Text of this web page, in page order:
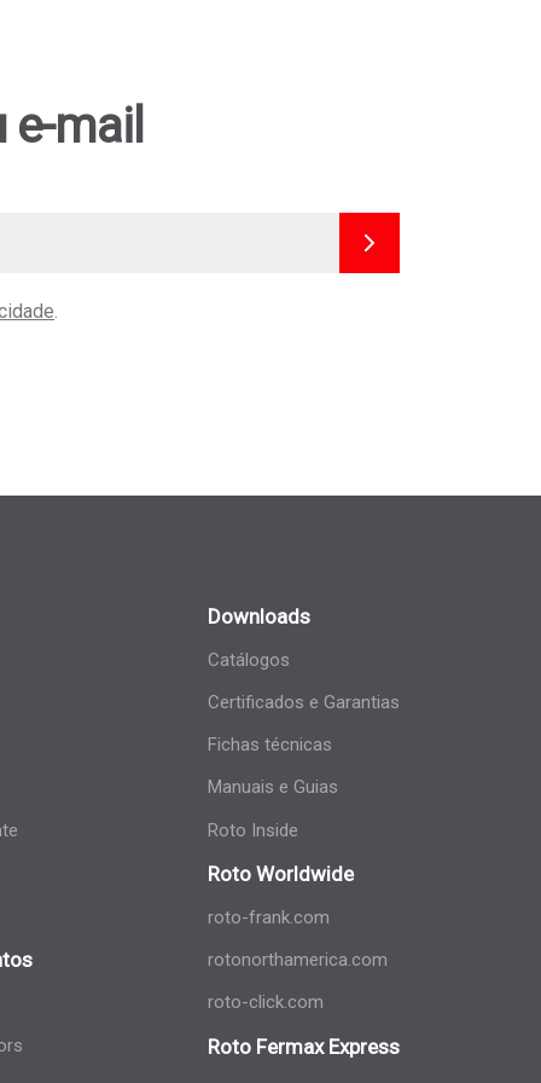
mail
.
Downloads
Catálogos
Certificados e Garantias
Fichas técnicas
Manuais e Guias
Roto Inside
Roto Worldwide
roto-frank.com
rotonorthamerica.com
roto-click.com
Roto Fermax Express